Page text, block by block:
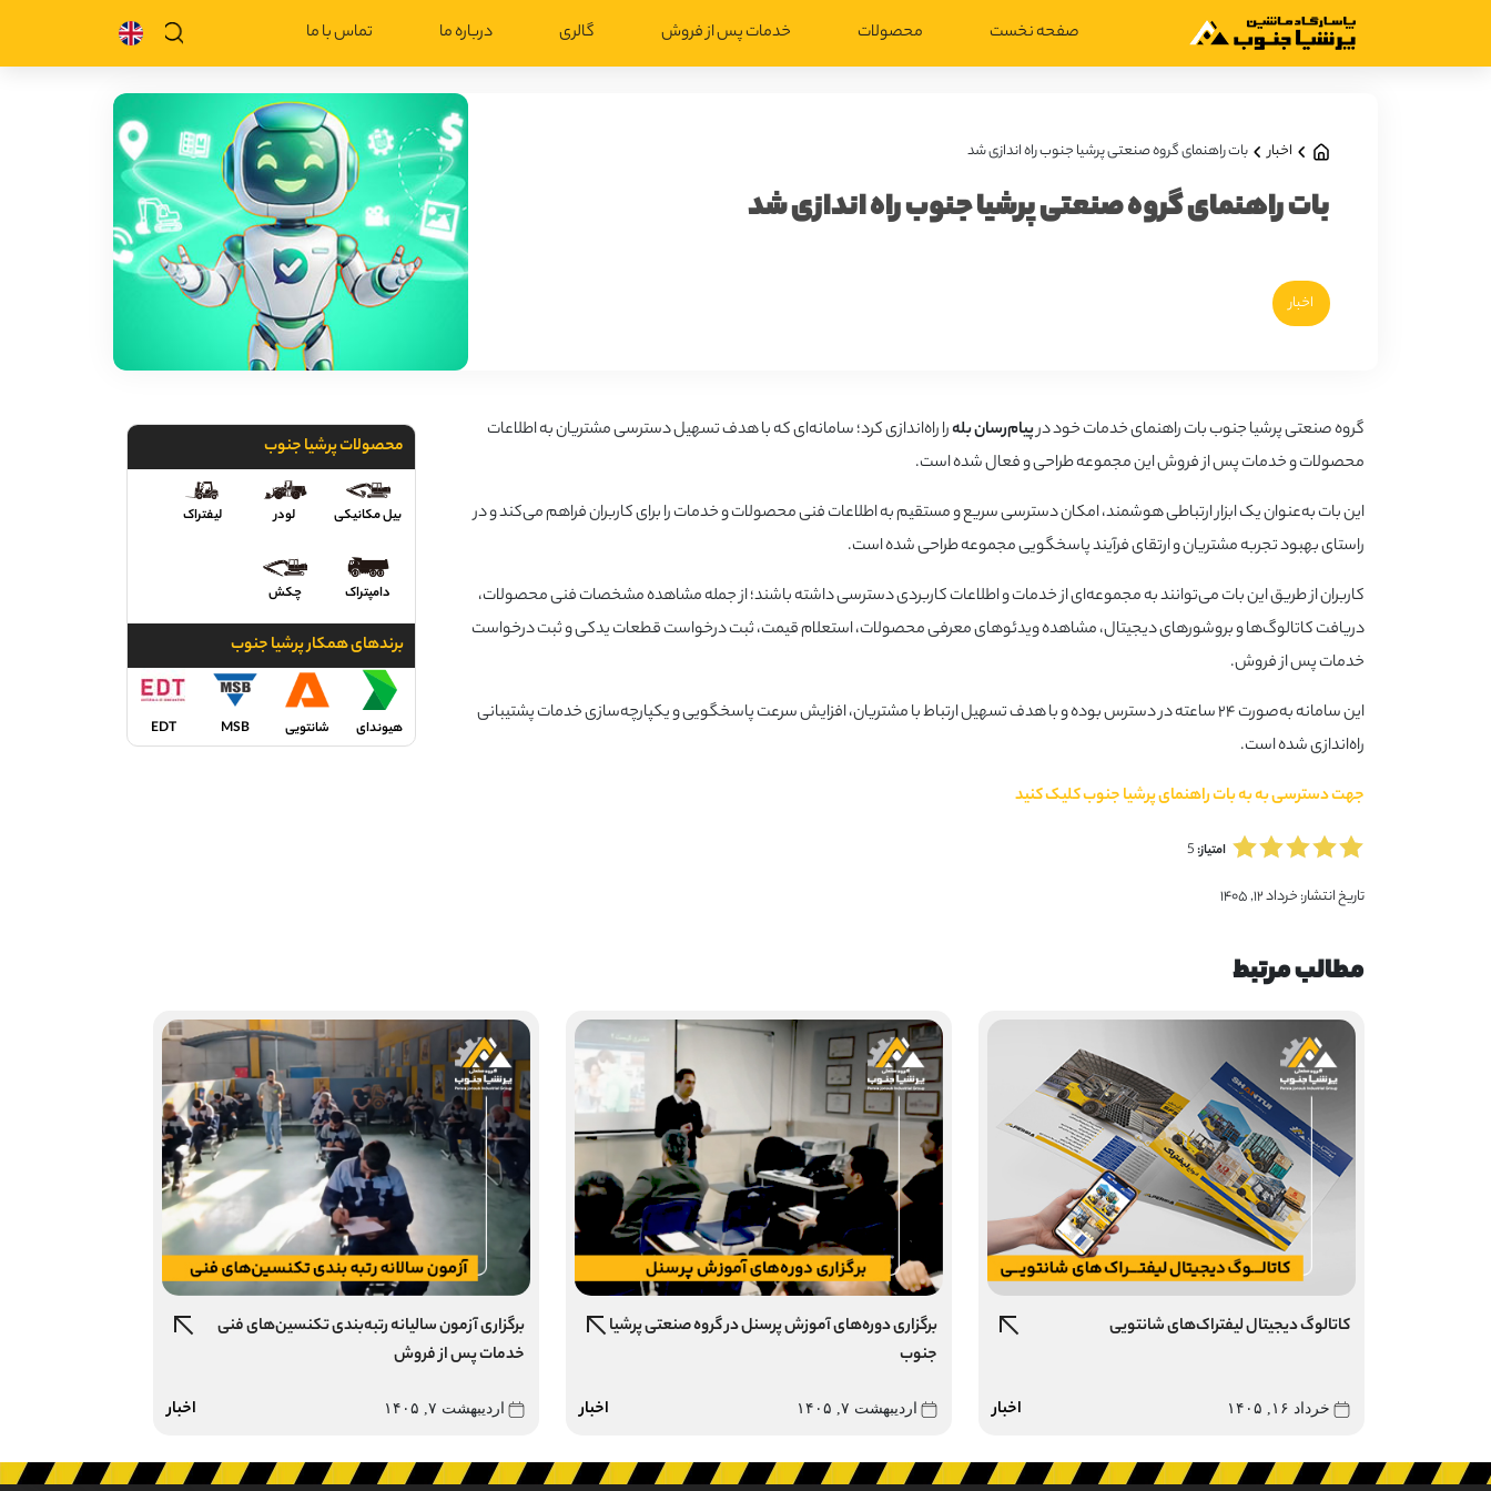
صفحه نخست محصولات خدمات پس از فروش گالری درباره ما تماس با ما
اخبار بات راهنمای گروه صنعتی پرشیا جنوب راه اندازی شد
بات راهنمای گروه صنعتی پرشیا جنوب راه اندازی شد
اخبار
گروه صنعتی پرشیا جنوب بات راهنمای خدمات خود درپیام‌رسان بلهرا راه‌اندازی کرد؛ سامانه‌ای که با هدف تسهیل دسترسی مشتریان به اطلاعات
محصولات و خدمات پس از فروش این مجموعه طراحی و فعال شده است.
این بات به‌عنوان یک ابزار ارتباطی هوشمند، امکان دسترسی سریع و مستقیم به اطلاعات فنی محصولات و خدمات را برای کاربران فراهم می‌کند و در
راستای بهبود تجربه مشتریان و ارتقای فرآیند پاسخگویی مجموعه طراحی شده است.
کاربران از طریق این بات می‌توانند به مجموعه‌ای از خدمات و اطلاعات کاربردی دسترسی داشته باشند؛ از جمله مشاهده مشخصات فنی محصولات،
دریافت کاتالوگ‌ها و بروشورهای دیجیتال، مشاهده ویدئوهای معرفی محصولات، استعلام قیمت، ثبت درخواست قطعات یدکی و ثبت درخواست
خدمات پس از فروش.
این سامانه به‌صورت ۲۴ ساعته در دسترس بوده و با هدف تسهیل ارتباط با مشتریان، افزایش سرعت پاسخگویی و یکپارچه‌سازی خدمات پشتیبانی
راه‌اندازی شده است.
جهت دسترسی به به بات راهنمای پرشیا جنوب کلیک کنید
امتیاز:5
تاریخ انتشار:خرداد ۱۲, ۱۴۰۵
محصولات پرشیا جنوب
بیل مکانیکی لودر لیفتراک
دامپتراک چکش
برندهای همکار پرشیا جنوب
هیوندای شانتویی MSB
EDT
مطالب مرتبط
کاتالوگ دیجیتال لیفتراک‌های شانتویی
خرداد ۱۶, ۱۴۰۵ اخبار
برگزاری دوره‌های آموزش پرسنل در گروه صنعتی پرشیا
جنوب
اردیبهشت ۷, ۱۴۰۵ اخبار
برگزاری آزمون سالیانه رتبه‌بندی تکنسین‌های فنی
خدمات پس از فروش
اردیبهشت ۷, ۱۴۰۵ اخبار